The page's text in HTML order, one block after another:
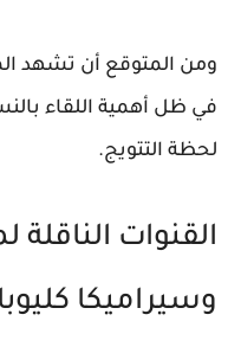
ومن المتوقع أن تشهد
في ظل أهمية اللقاء
لحظة التتويج.
القنوات الناقلة
وسيراميكا